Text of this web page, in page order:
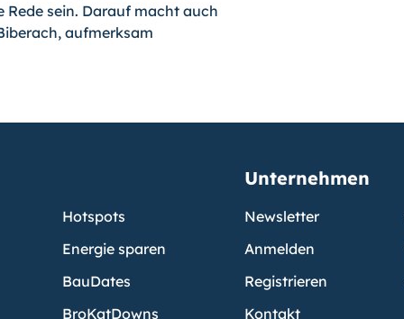
Rede sein. Darauf macht auch
aufmerksam
Hotspots
Energie sparen
BauDates
BroKatDowns
Unternehmen
Newsletter
Anmelden
Registrieren
Kontakt